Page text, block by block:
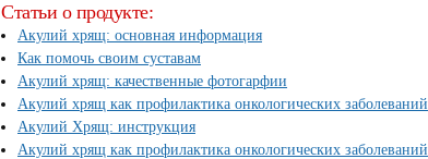
Статьи о продукте:
Акулий хрящ: основная информация
Как помочь своим суставам
Акулий хрящ: качественные фотогарфии
Акулий хрящ как профилактика онкологических заболеваний
Акулий Хрящ: инструкция
Акулий хрящ как профилактика онкологических заболеваний